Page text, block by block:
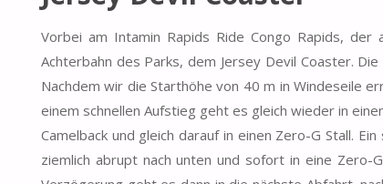
Vorbei am Intamin Rapids Ride Congo Rapids,
Achterbahn des Parks, dem Jersey Devil Coaster.
Nachdem wir die Starthöhe von 40 m in Windeseile
einem schnellen Aufstieg geht es gleich wieder in
Camelback und gleich darauf in einen Zero-G Stall.
ziemlich abrupt nach unten und sofort in eine Zero-